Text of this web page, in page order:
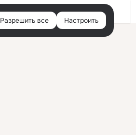
Войти
Разрешить все Настроить